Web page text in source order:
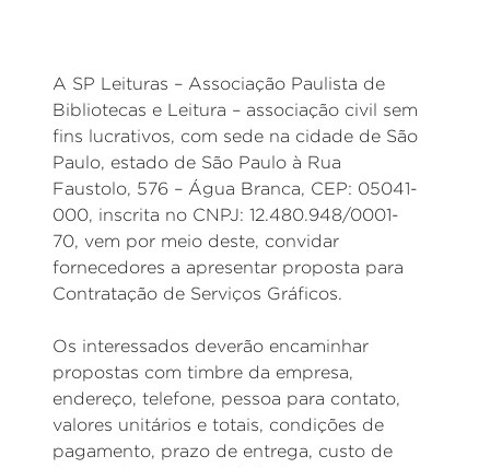
A SP Leituras – Associação Paulista de
Bibliotecas e Leitura – associação civil sem
fins lucrativos, com sede na cidade de São
Paulo, estado de São Paulo à Rua
Faustolo, 576 – Água Branca, CEP: 05041-
000, inscrita no CNPJ: 12.480.948/0001-
70, vem por meio deste, convidar
fornecedores a apresentar proposta para
Contratação de Serviços Gráficos.
Os interessados deverão encaminhar
propostas com timbre da empresa,
endereço, telefone, pessoa para contato,
valores unitários e totais, condições de
pagamento, prazo de entrega, custo de